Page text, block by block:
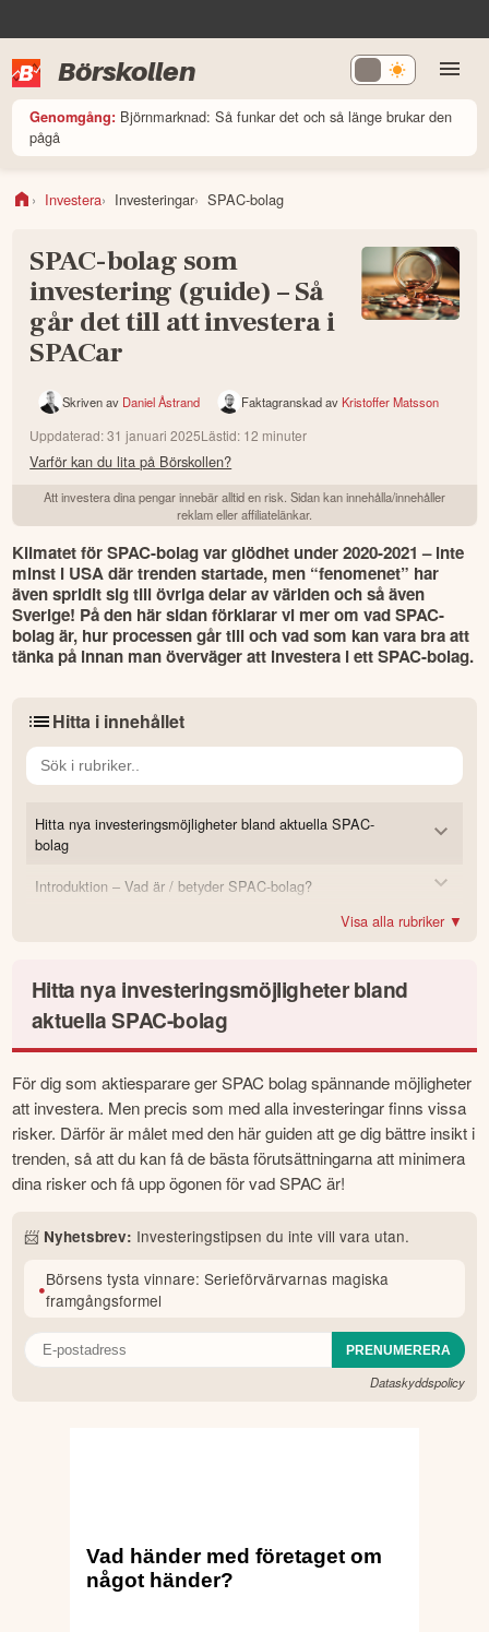
Börskollen
Genomgång: Björnmarknad: Så funkar det och så länge brukar den
pågå
Investera Investeringar SPAC-bolag
SPAC-bolag som
investering (guide) – Så
går det till att investera i
SPACar
Skriven av Daniel Åstrand Faktagranskad avKristoffer Matsson
Uppdaterad:31 januari 2025Lästid: 12 minuter
Varför kan du lita på Börskollen?
Att investera dina pengar innebär alltid en risk. Sidan kan innehålla/innehåller
reklam eller affiliatelänkar.
Klimatet för SPAC-bolag var glödhet under 2020-2021 – inte
minst i USA där trenden startade, men “fenomenet” har
även spridit sig till övriga delar av världen och så även
Sverige! På den här sidan förklarar vi mer om vad SPAC-
bolag är, hur processen går till och vad som kan vara bra att
tänka på innan man överväger att investera i ett SPAC-bolag.
Hitta i innehållet
Hitta nya investeringsmöjligheter bland aktuella SPAC-
bolag
SPAC – Från USA till Sverige
Tips – App och nyhetsbrev för stenkoll på aktuella SPAC-bolag
Introduktion – Vad är / betyder SPAC-bolag?
Vilka företag använder sig av SPAC?
Guide steg-för-steg: Hur fungerar en SPAC och hur deltar
Så investerar du i SPAC-bolag
Delta i en IPO eller köpa aktier senare i SPAC
Möjligheter och risker med SPAC-bolag som investering
Fördelar med SPAC för dig som investerar
Risker med att investera i SPAC
Exempel på några välkända SPAC-bolag
Uppmärksammade svenska SPAC-bolag
Uppmärksammade utländska SPAC-bolag
Fler frågor om SPAC-bolag
Vad är SPAC-bolag och hur fungerar det?
Vad bör man tänka på innan man investerar i ett SPAC-bolag?
Hur kan man investera i ett SPAC-bolag?
Vilka är de bästa SPAC-bolagen?
Visa alla rubriker ▼
Hitta nya investeringsmöjligheter bland
aktuella SPAC-bolag
För dig som aktiesparare ger SPAC bolag spännande möjligheter
att investera. Men precis som med alla investeringar finns vissa
risker. Därför är målet med den här guiden att ge dig bättre insikt i
trenden, så att du kan få de bästa förutsättningarna att minimera
dina risker och få upp ögonen för vad SPAC är!
📨 Nyhetsbrev: Investeringstipsen du inte vill vara utan.
•Börsens tysta vinnare: Serieförvärvarnas magiska
framgångsformel
Dataskyddspolicy